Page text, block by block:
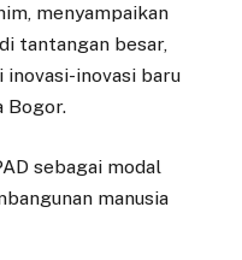
menyampaikan
tantangan besar,
inovasi baru
Bogor.
sebagai modal
manusia